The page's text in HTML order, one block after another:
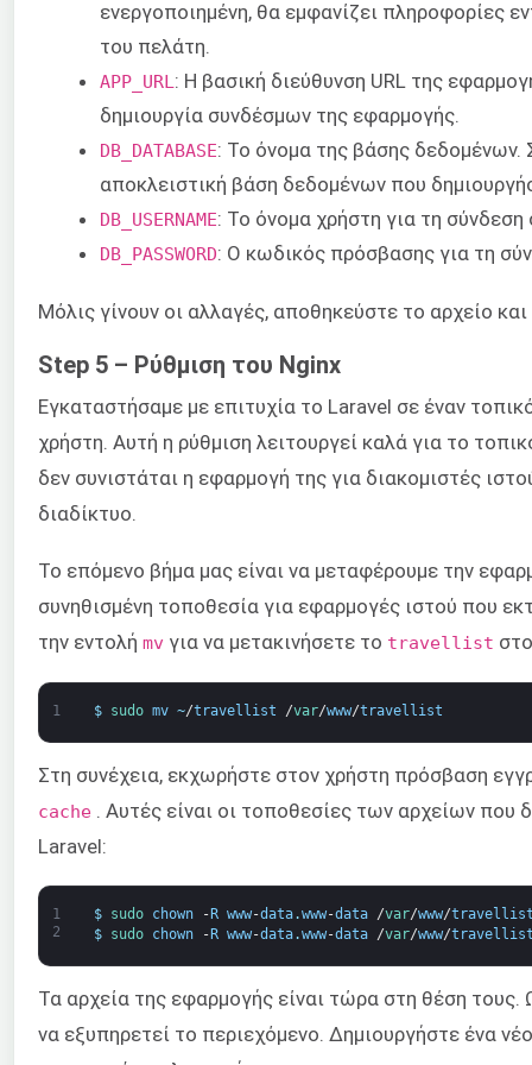
ενεργοποιημένη, θα εμφανίζει πληροφορίες
του πελάτη.
APP_URL : Η βασική διεύθυνση URL της
δημιουργία συνδέσμων της εφαρμογής.
DB_DATABASE: Το όνομα της βάσης δεδομένων.
αποκλειστική βάση δεδομένων που
DB_USERNAME: Το όνομα χρήστη για τη
DB_PASSWORD: Ο κωδικός πρόσβασης για τη
Μόλις γίνουν οι αλλαγές, αποθηκεύστε το αρχείο
Step 5 – Ρύθμιση του Nginx
Εγκαταστήσαμε με επιτυχία το Laravel σε έναν
χρήστη. Αυτή η ρύθμιση λειτουργεί καλά για το
δεν συνιστάται η εφαρμογή της για διακομιστές
διαδίκτυο.
Το επόμενο βήμα μας είναι να μεταφέρουμε την
συνηθισμένη τοποθεσία για εφαρμογές ιστού που
την εντολή mv για να μετακινήσετε το travellist
1 $ sudo mv ~/travellist /var/www/travellist
Στη συνέχεια, εκχωρήστε στον χρήστη πρόσβαση
cache . Αυτές είναι οι τοποθεσίες των αρχείων που
Laravel:
1
2
$ sudo chown - R www-data.www-data /var/www/
$
sudo chown - R www-data.www-data /var/www/
Τα αρχεία της εφαρμογής είναι τώρα στη θέση
να εξυπηρετεί το περιεχόμενο. Δημιουργήστε ένα